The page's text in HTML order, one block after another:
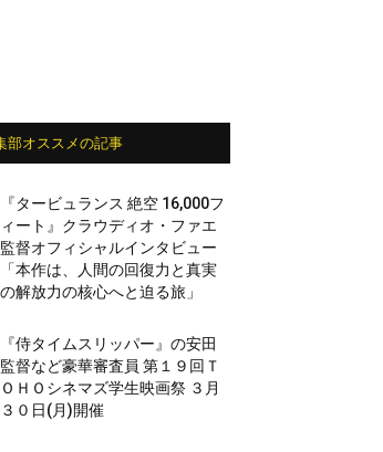
部オススメの記事
『タービュランス 絶空 16,000フ
ィート』クラウディオ・ファエ
監督オフィシャルインタビュー
「本作は、人間の回復力と真実
の解放力の核心へと迫る旅」
『侍タイムスリッパー』の安田
監督など豪華審査員 第１９回Ｔ
ＯＨＯシネマズ学生映画祭 ３月
３０日(月)開催